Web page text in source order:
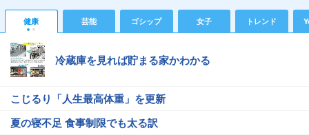
健康 芸能 ゴシップ 女子 トレンド
冷蔵庫を見れば貯まる家かわかる
こじるり「人生最高体重」を更新
夏の寝不足 食事制限でも太る訳